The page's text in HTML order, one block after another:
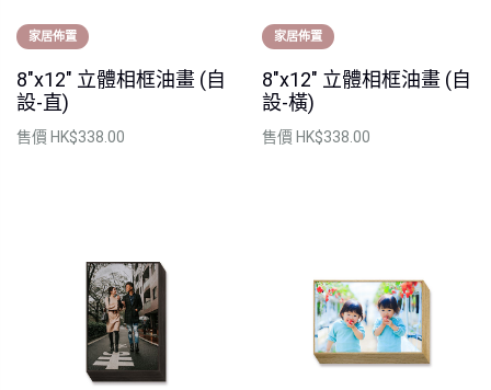
家居佈置
8"x12" 立體相框油畫 (自
設-直)
售價HK$338.00
家居佈置
8"x12" 立體相框油畫 (自
設-橫)
售價HK$338.00